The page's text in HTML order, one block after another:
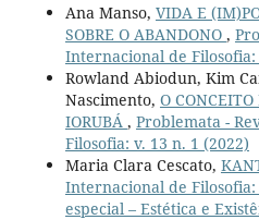
Ana Manso, VIDA E
SOBRE O ABANDONO ,
Internacional de Filosofia:
Rowland Abiodun, Kim
Nascimento, O
IORUBÁ , Problemata -
Filosofia: v. 13 n. 1 (2022)
Maria Clara Cescato,
Internacional de Filosofia:
especial – Estética e